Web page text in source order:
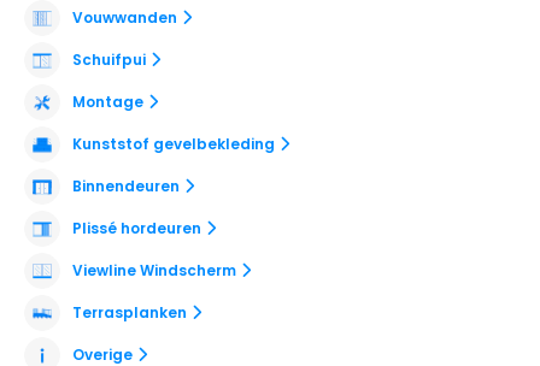
Vouwwanden
Schuifpui
Montage
Kunststof gevelbekleding
Binnendeuren
Plissé hordeuren
Viewline Windscherm
Terrasplanken
Overige